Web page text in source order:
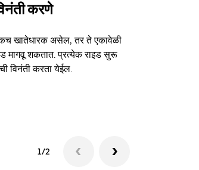
करणे
खातेधारक असेल, तर ते एकावेळी
मागवू शकतात. प्रत्येक राइड सुरू
विनंती करता येईल.
1/2